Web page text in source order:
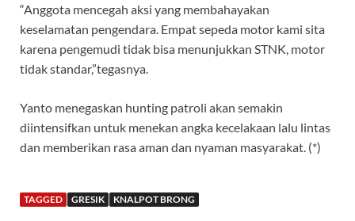
“Anggota mencegah aksi yang membahayakan
keselamatan pengendara. Empat sepeda motor kami sita
karena pengemudi tidak bisa menunjukkan STNK, motor
tidak standar,”tegasnya.
Yanto menegaskan hunting patroli akan semakin
diintensifkan untuk menekan angka kecelakaan lalu lintas
dan memberikan rasa aman dan nyaman masyarakat. (*)
TAGGED GRESIK KNALPOT BRONG